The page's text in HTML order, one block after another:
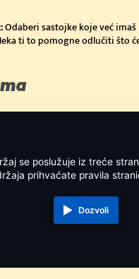
Odaberi sastojke koje već
ti to pomogne odlučiti što
se poslužuje iz treće
prihvaćate pravila
Dozvoli